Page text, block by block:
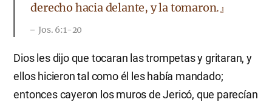
derecho hacia delante, y la tomaron.』
Jos. 6:1-20
Dios les dijo que tocaran las trompetas y gritaran, y
ellos hicieron tal como él les había mandado;
entonces cayeron los muros de Jericó, que parecían